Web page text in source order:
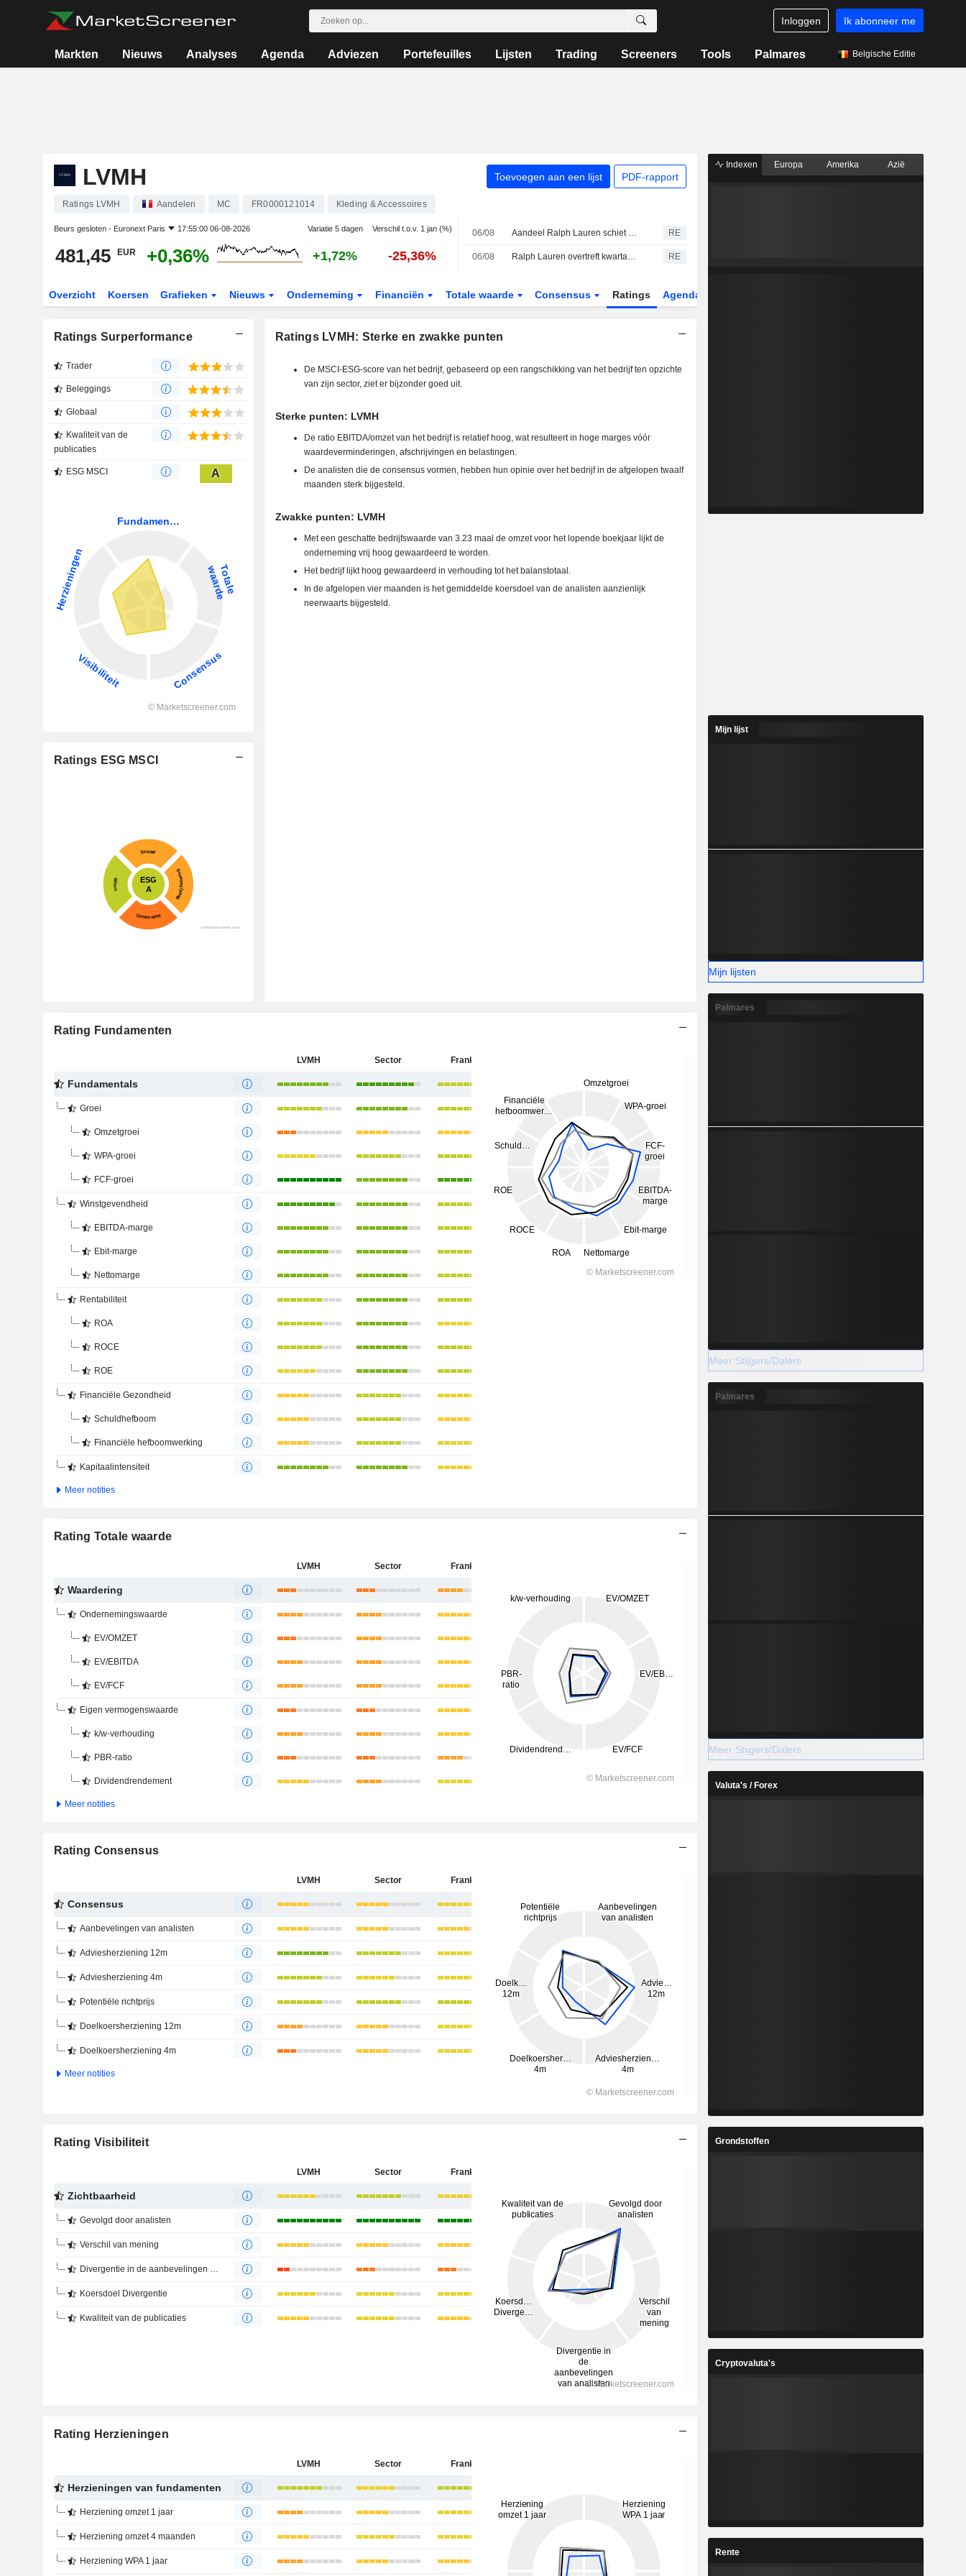
Inloggen Ik abonneer me
Markten Nieuws Analyses Agenda Adviezen Portefeuilles Lijsten Trading Screeners Tools Palmares Belgische Editie
LVMH Toevoegen aan een lijst PDF-rapport
Ratings LVMH Aandelen MC FR0000121014 Kleding & Accessoires
Beurs gesloten - Euronext Paris 17:55:00 06-08-2026 Variatie 5 dagen Verschil t.o.v. 1 jan (%)
481,45 EUR +0,36% +1,72% -25,36%
06/08 Aandeel Ralph Lauren schiet omhoog na sterke kwartaalcijfers dankzij Aziatische en Noord-Amerikaanse consument RE
06/08 Ralph Lauren overtreft kwartaalverwachtingen RE
Overzicht Koersen Grafieken Nieuws Onderneming Financiën Totale waarde Consensus Ratings Agenda
Ratings Surperformance
Trader
Beleggings
Globaal
Kwaliteit van de
publicaties
ESG MSCI A
Ratings ESG MSCI
Ratings LVMH: Sterke en zwakke punten
De MSCI-ESG-score van het bedrijf, gebaseerd op een rangschikking van het bedrijf ten opzichte
van zijn sector, ziet er bijzonder goed uit.
Sterke punten: LVMH
De ratio EBITDA/omzet van het bedrijf is relatief hoog, wat resulteert in hoge marges vóór
waardeverminderingen, afschrijvingen en belastingen.
De analisten die de consensus vormen, hebben hun opinie over het bedrijf in de afgelopen twaalf
maanden sterk bijgesteld.
Zwakke punten: LVMH
Met een geschatte bedrijfswaarde van 3.23 maal de omzet voor het lopende boekjaar lijkt de
onderneming vrij hoog gewaardeerd te worden.
Het bedrijf lijkt hoog gewaardeerd in verhouding tot het balanstotaal.
In de afgelopen vier maanden is het gemiddelde koersdoel van de analisten aanzienlijk
neerwaarts bijgesteld.
Rating Fundamenten
LVMH Sector Frankrijk
Fundamentals
Groei
Omzetgroei
WPA-groei
FCF-groei
Winstgevendheid
EBITDA-marge
Ebit-marge
Nettomarge
Rentabiliteit
ROA
ROCE
ROE
Financiële Gezondheid
Schuldhefboom
Financiële hefboomwerking
Kapitaalintensiteit
Meer notities
Rating Totale waarde
LVMH Sector Frankrijk
Waardering
Ondernemingswaarde
EV/OMZET
EV/EBITDA
EV/FCF
Eigen vermogenswaarde
k/w-verhouding
PBR-ratio
Dividendrendement
Meer notities
Rating Consensus
LVMH Sector Frankrijk
Consensus
Aanbevelingen van analisten
Adviesherziening 12m
Adviesherziening 4m
Potentiële richtprijs
Doelkoersherziening 12m
Doelkoersherziening 4m
Meer notities
Rating Visibiliteit
LVMH Sector Frankrijk
Zichtbaarheid
Gevolgd door analisten
Verschil van mening
Divergentie in de aanbevelingen van analisten
Koersdoel Divergentie
Kwaliteit van de publicaties
Rating Herzieningen
LVMH Sector Frankrijk
Herzieningen van fundamenten
Herziening omzet 1 jaar
Herziening omzet 4 maanden
Herziening WPA 1 jaar
Indexen Europa Amerika Azië
Mijn lijst
Mijn lijsten
Palmares
Meer Stijgers/Dalers
Palmares
Meer Stijgers/Dalers
Valuta's / Forex
Grondstoffen
Cryptovaluta's
Rente